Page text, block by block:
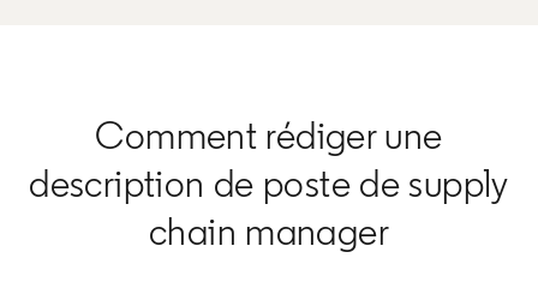
Comment rédiger une
description de poste de supply
chain manager